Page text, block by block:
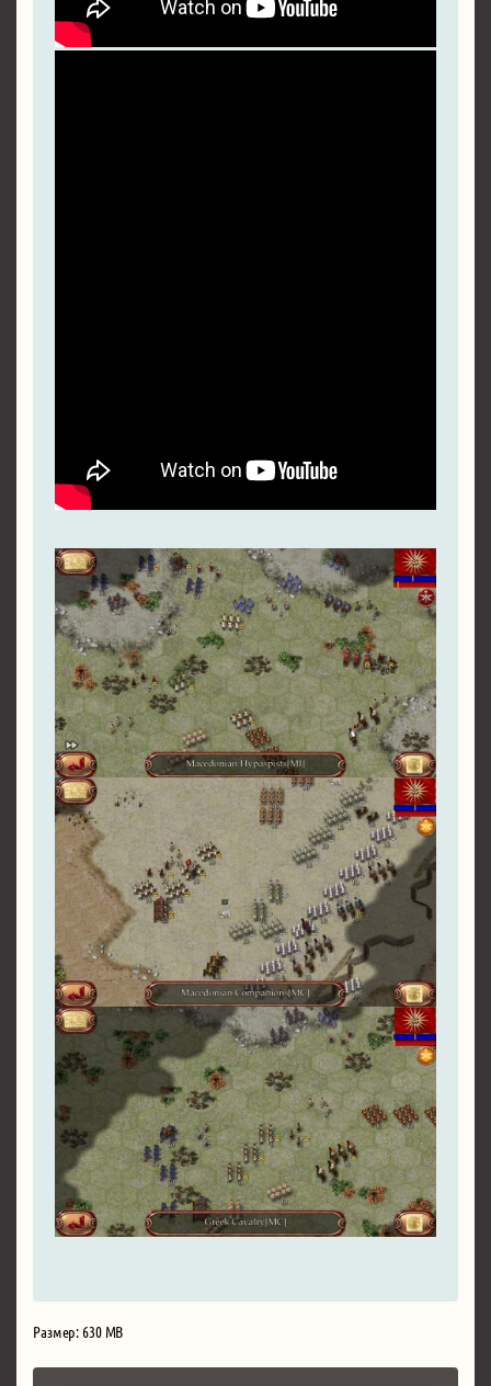
Размер: 630 MB